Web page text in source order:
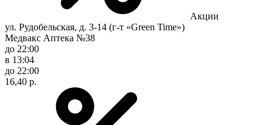
Акции
ул. Рудобельская, д. 3-14 (г-т «Green Time»)
Медвакс Аптека №38
до 22:00
в 13:04
до 22:00
16,40 р.